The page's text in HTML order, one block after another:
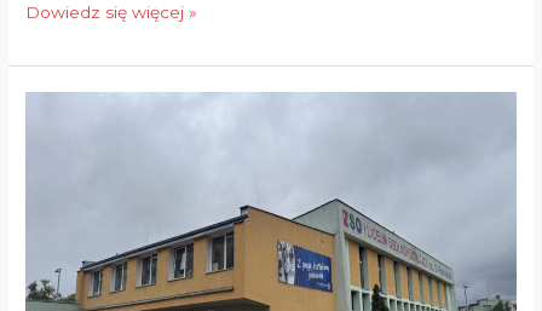
Dowiedz się więcej »